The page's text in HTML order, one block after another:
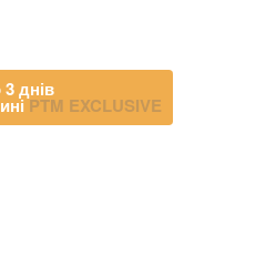
днів
PTM EXCLUSIVE